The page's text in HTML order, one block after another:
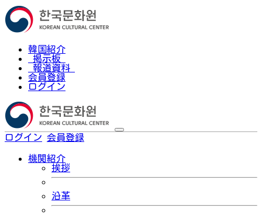
韓国紹介
掲示板
報道資料
会員登録
ログイン
ログイン 会員登録
機関紹介
挨拶
沿革